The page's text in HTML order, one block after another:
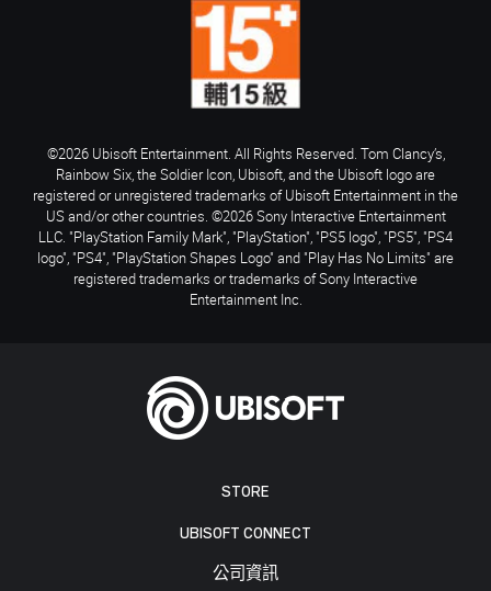
STORE
UBISOFT CONNECT
公司資訊
©2026 Ubisoft Entertainment. All Rights Reserved. Tom Clancy’s,
Rainbow Six, the Soldier Icon, Ubisoft, and the Ubisoft logo are
registered or unregistered trademarks of Ubisoft Entertainment in the
US and/or other countries. ©2026 Sony Interactive Entertainment
LLC. "PlayStation Family Mark", "PlayStation", "PS5 logo", "PS5", "PS4
logo", "PS4", "PlayStation Shapes Logo" and "Play Has No Limits" are
registered trademarks or trademarks of Sony Interactive
Entertainment Inc.